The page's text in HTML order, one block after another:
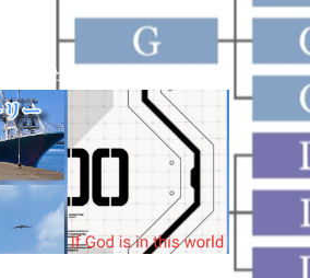
の街のどこかで走っています！